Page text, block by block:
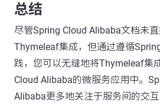
总结
尽管Spring Cloud Alibaba文档未
Thymeleaf集成，但通过遵循
践，您可以无缝地将Thymeleaf集
Cloud Alibaba的微服务应用中。
Alibaba更多地关注于服务间的交